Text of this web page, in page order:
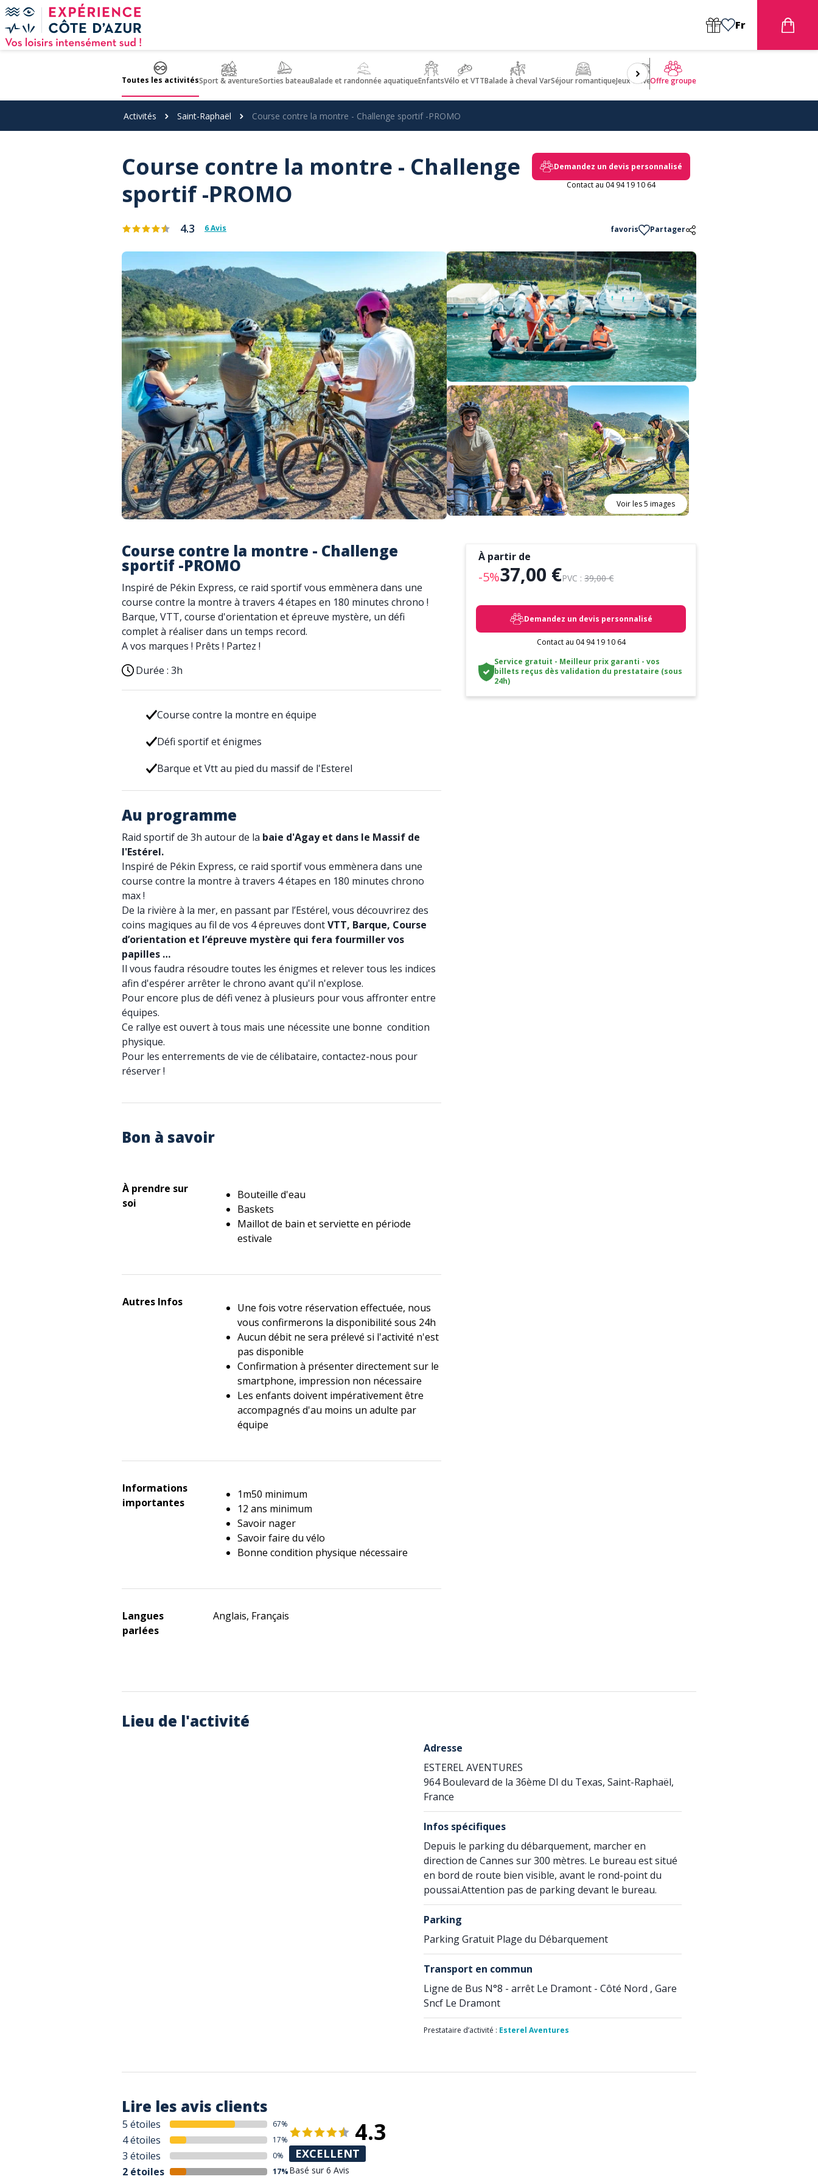
Panneau de gestion des cookies
Fr
Toutes les activitésSport & aventureSorties bateauBalade et randonnée aquatiqueEnfantsVélo et VTTBalade à cheval VarSéjour romantiqueJeux d'aventuresBien être
Offre groupe
Activités Saint-Raphaël Course contre la montre - Challenge sportif -PROMO
Course contre la montre - Challenge
sportif -PROMO
Demandez un devis personnalisé
Contact au 04 94 19 10 64
4.3 6 Avis favoris Partager
Voir les 5 images
Course contre la montre - Challenge
sportif -PROMO
Inspiré de Pékin Express, ce raid sportif vous emmènera dans une
course contre la montre à travers 4 étapes en 180 minutes chrono !
Barque, VTT, course d'orientation et épreuve mystère, un défi
complet à réaliser dans un temps record.
A vos marques ! Prêts ! Partez !
Durée : 3h
Course contre la montre en équipe
Défi sportif et énigmes
Barque et Vtt au pied du massif de l'Esterel
Au programme
Raid sportif de 3h autour de la baie d'Agay et dans le Massif de
l'Estérel.
Inspiré de Pékin Express, ce raid sportif vous emmènera dans une
course contre la montre à travers 4 étapes en 180 minutes chrono
max !
De la rivière à la mer, en passant par l’Estérel, vous découvrirez des
coins magiques au fil de vos 4 épreuves dontVTT, Barque, Course
d’orientation et l’épreuve mystère qui fera fourmiller vos
papilles …
Il vous faudra résoudre toutes les énigmes et relever tous les indices
afin d'espérer arrêter le chrono avant qu'il n'explose.
Pour encore plus de défi venez à plusieurs pour vous affronter entre
équipes.
Ce rallye est ouvert à tous mais une nécessite une bonne condition
physique.
Pour les enterrements de vie de célibataire, contactez-nous pour
réserver !
Bon à savoir
À prendre sur
soi
Bouteille d'eau
Baskets
Maillot de bain et serviette en période
estivale
Autres Infos
Une fois votre réservation effectuée, nous
vous confirmerons la disponibilité sous 24h
Aucun débit ne sera prélevé si l'activité n'est
pas disponible
Confirmation à présenter directement sur le
smartphone, impression non nécessaire
Les enfants doivent impérativement être
accompagnés d'au moins un adulte par
équipe
Informations
importantes
1m50 minimum
12 ans minimum
Savoir nager
Savoir faire du vélo
Bonne condition physique nécessaire
Langues
parlées
Anglais, Français
À partir de
-5%37,00 €PVC :39,00 €
Demandez un devis personnalisé
Contact au 04 94 19 10 64
Service gratuit - Meilleur prix garanti - vos
billets reçus dès validation du prestataire (sous
24h)
Lieu de l'activité
Adresse
ESTEREL AVENTURES
964 Boulevard de la 36ème DI du Texas, Saint-Raphaël,
France
Infos spécifiques
Depuis le parking du débarquement, marcher en
direction de Cannes sur 300 mètres. Le bureau est situé
en bord de route bien visible, avant le rond-point du
poussai.Attention pas de parking devant le bureau.
Parking
Parking Gratuit Plage du Débarquement
Transport en commun
Ligne de Bus N°8 - arrêt Le Dramont - Côté Nord , Gare
Sncf Le Dramont
Prestataire d’activité : Esterel Aventures
Lire les avis clients
5 étoiles 67%
4 étoiles 17%
3 étoiles 0%
2 étoiles 17%
4.3
EXCELLENT
Basé sur 6 Avis